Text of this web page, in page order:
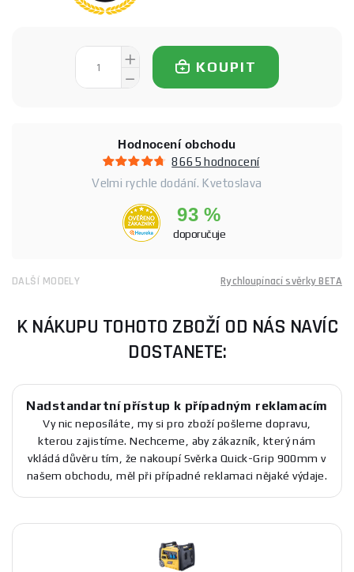
KOUPIT
Hodnocení obchodu
8665 hodnocení
Velmi rychle dodání. Kvetoslava
93 %
doporučuje
DALŠÍ MODELY Rychloupínací svěrky BETA
K NÁKUPU TOHOTO ZBOŽÍ OD NÁS NAVÍC
DOSTANETE:
Nadstandartní přístup k případným reklamacím
Vy nic neposíláte, my si pro zboží pošleme dopravu,
kterou zajistíme. Nechceme, aby zákazník, který nám
vkládá důvěru tím, že nakoupí Svěrka Quick-Grip 900mm v
našem obchodu, měl při případné reklamaci nějaké výdaje.